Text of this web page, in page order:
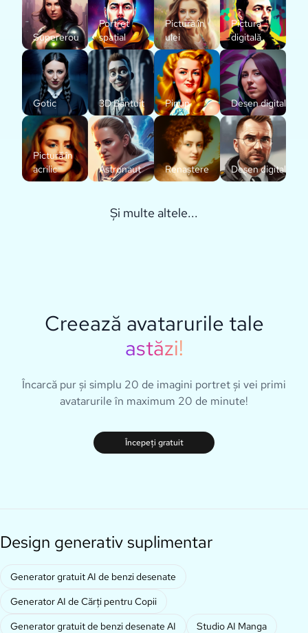
Supererou
Portret
spațial
Pictură în
ulei
Pictură
digitală
Gotic 3D Bântuit Pinup Desen digital
Pictură în
acrilic
Astronaut Renaștere Desen digital
Și multe altele...
Creează avatarurile tale
astăzi!
Încarcă pur și simplu 20 de imagini portret și vei primi
avatarurile în maximum 20 de minute!
Începeți gratuit
Design generativ suplimentar
Generator gratuit AI de benzi desenate
Generator AI de Cărți pentru Copii
Generator gratuit de benzi desenate AI
Studio AI Manga